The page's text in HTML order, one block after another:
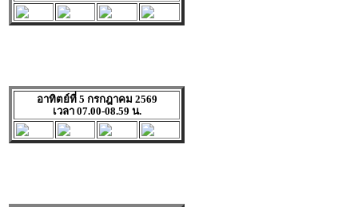
อาทิตย์ที่ 5 กรกฎาคม 2569
เวลา 07.00-08.59 น.